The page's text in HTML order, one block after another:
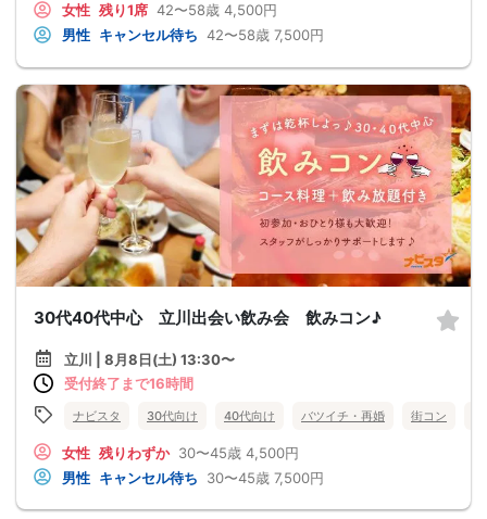
女性 残り1席 42〜58歳 4,500円
男性 キャンセル待ち 42〜58歳 7,500円
30代40代中心 立川出会い飲み会 飲みコン♪
立川 | 8月8日(土) 13:30〜
受付終了まで16時間
ナビスタ 30代向け 40代向け バツイチ・再婚 街コン
女性 残りわずか 30〜45歳 4,500円
男性 キャンセル待ち 30〜45歳 7,500円